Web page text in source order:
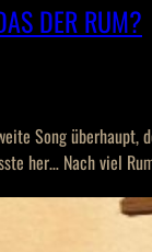
DER RUM?
Song
her… Nach viel